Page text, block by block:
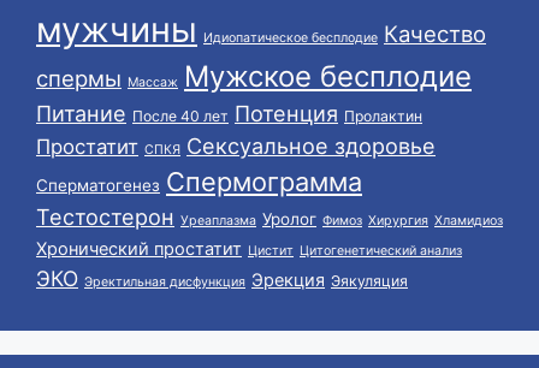
мужчины
Идиопатическое бесплодие Качество
спермы Массаж Мужское бесплодие
Питание После 40 лет Потенция Пролактин
Простатит СПКЯ Сексуальное здоровье
Сперматогенез Спермограмма
Тестостерон Уреаплазма Уролог Фимоз Хирургия Хламидиоз
Хронический простатит Цистит Цитогенетический анализ
ЭКО Эректильная дисфункция Эрекция Эякуляция